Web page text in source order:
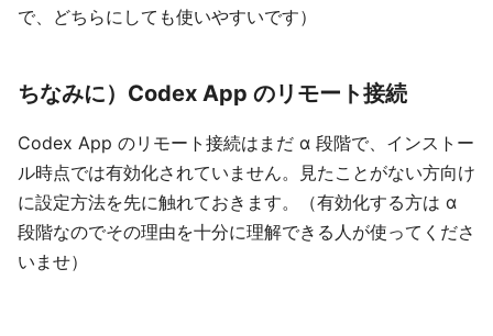
で、どちらにしても使いやすいです）
ちなみに）Codex App のリモート接続
Codex App のリモート接続はまだ α 段階で、インストー
ル時点では有効化されていません。見たことがない方向け
に設定方法を先に触れておきます。（有効化する方は α
段階なのでその理由を十分に理解できる人が使ってくださ
いませ）